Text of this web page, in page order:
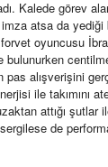
Kalede görev
atsa da
oyuncusu
pas alışverişini
ile takımını
attığı şutlar
de